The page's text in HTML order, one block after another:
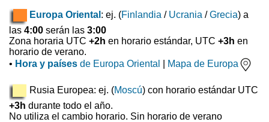
Europa Oriental : ej. (Finlandia / Ucrania /Grecia) a
las 4:00 serán las 3:00
Zona horaria UTC +2h en horario estándar, UTC +3h en
horario de verano.
• Hora y países de Europa Oriental Mapa de Europa
Rusia Europea: ej. (Moscú) con horario estándar UTC
+3h durante todo el año.
No utiliza el cambio horario. Sin horario de verano